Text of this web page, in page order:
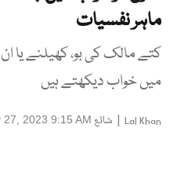
ماہر نفسیات
کتے مالک کی بو، کھیلنے یا
میں خواب دیکھتے ہیں
Lal Khan
| شائع 27, 2023 9:15 AM